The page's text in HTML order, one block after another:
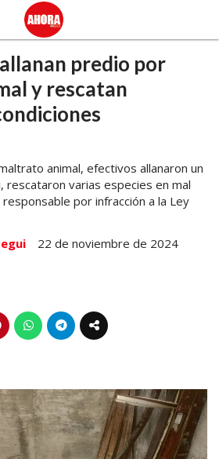
predio por
y rescatan
animal, efectivos allanaron un
rescataron varias especies en mal
por infracción a la Ley
22 de noviembre de 2024